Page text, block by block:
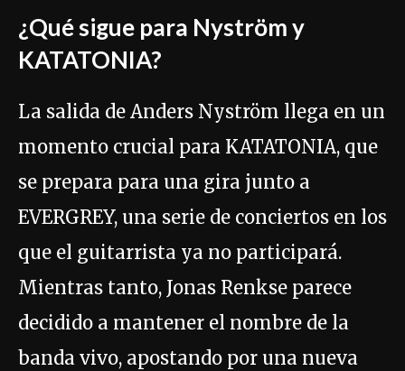
¿Qué sigue para Nyström y
KATATONIA?
La salida de Anders Nyström llega en un
momento crucial para KATATONIA, que
se prepara para una gira junto a
EVERGREY, una serie de conciertos en los
que el guitarrista ya no participará.
Mientras tanto, Jonas Renkse parece
decidido a mantener el nombre de la
banda vivo, apostando por una nueva